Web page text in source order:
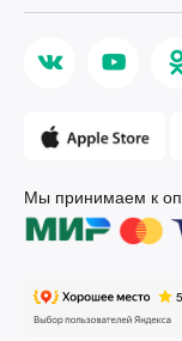
Мы принимаем к